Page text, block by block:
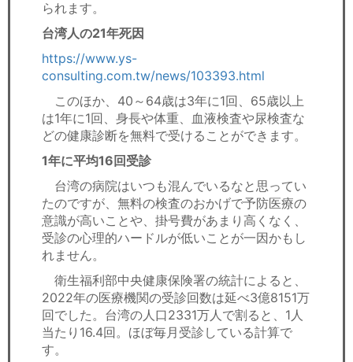
られます。
台湾人の21年死因
https://www.ys-
consulting.com.tw/news/103393.html
このほか、40～64歳は3年に1回、65歳以上
は1年に1回、身長や体重、血液検査や尿検査な
どの健康診断を無料で受けることができます。
1年に平均16回受診
台湾の病院はいつも混んでいるなと思ってい
たのですが、無料の検査のおかげで予防医療の
意識が高いことや、掛号費があまり高くなく、
受診の心理的ハードルが低いことが一因かもし
れません。
衛生福利部中央健康保険署の統計によると、
2022年の医療機関の受診回数は延べ3億8151万
回でした。台湾の人口2331万人で割ると、1人
当たり16.4回。ほぼ毎月受診している計算で
す。